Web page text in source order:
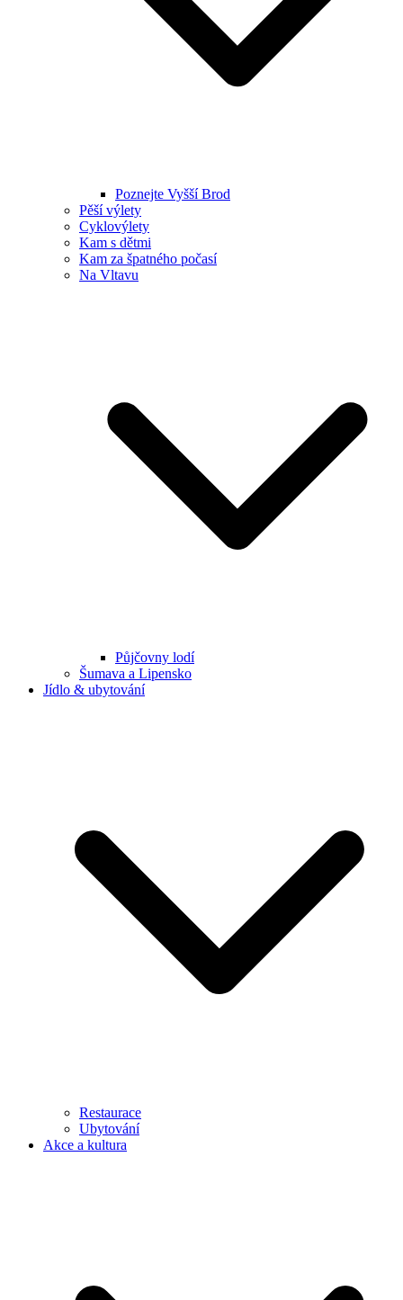
Poznejte Vyšší Brod
Pěší výlety
Cyklovýlety
Kam s dětmi
Kam za špatného počasí
Na Vltavu
Půjčovny lodí
Šumava a Lipensko
Jídlo & ubytování
Restaurace
Ubytování
Akce a kultura